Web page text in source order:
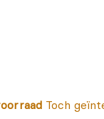
Toch